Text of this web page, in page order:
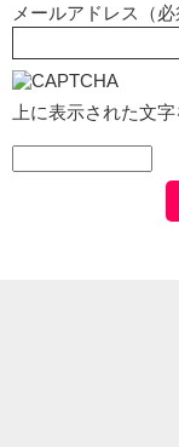
メールアドレス（
上に表示された文